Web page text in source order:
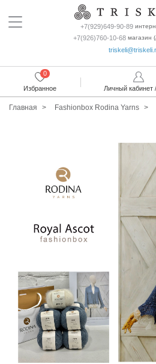
+7(929)649-90-89
+7(926)760-10-68магазин
Избранное
0
Личный кабинет
Главная Fashionbox Rodina Yarns